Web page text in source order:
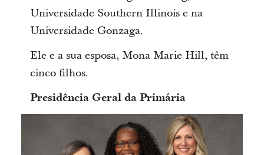
Universidade Southern Illinois e na
Universidade Gonzaga.
Ele e a sua esposa, Mona Marie Hill, têm
cinco filhos.
Presidência Geral da Primária